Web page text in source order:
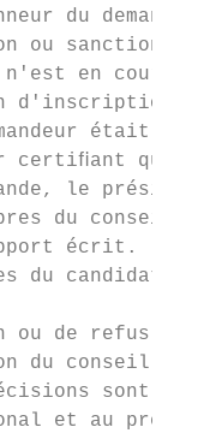
du
ou sanction
en cours
d'inscription
était
certiﬁant que
le
du
écrit.
candidat
ou de refus
conseil, par
sont
et au